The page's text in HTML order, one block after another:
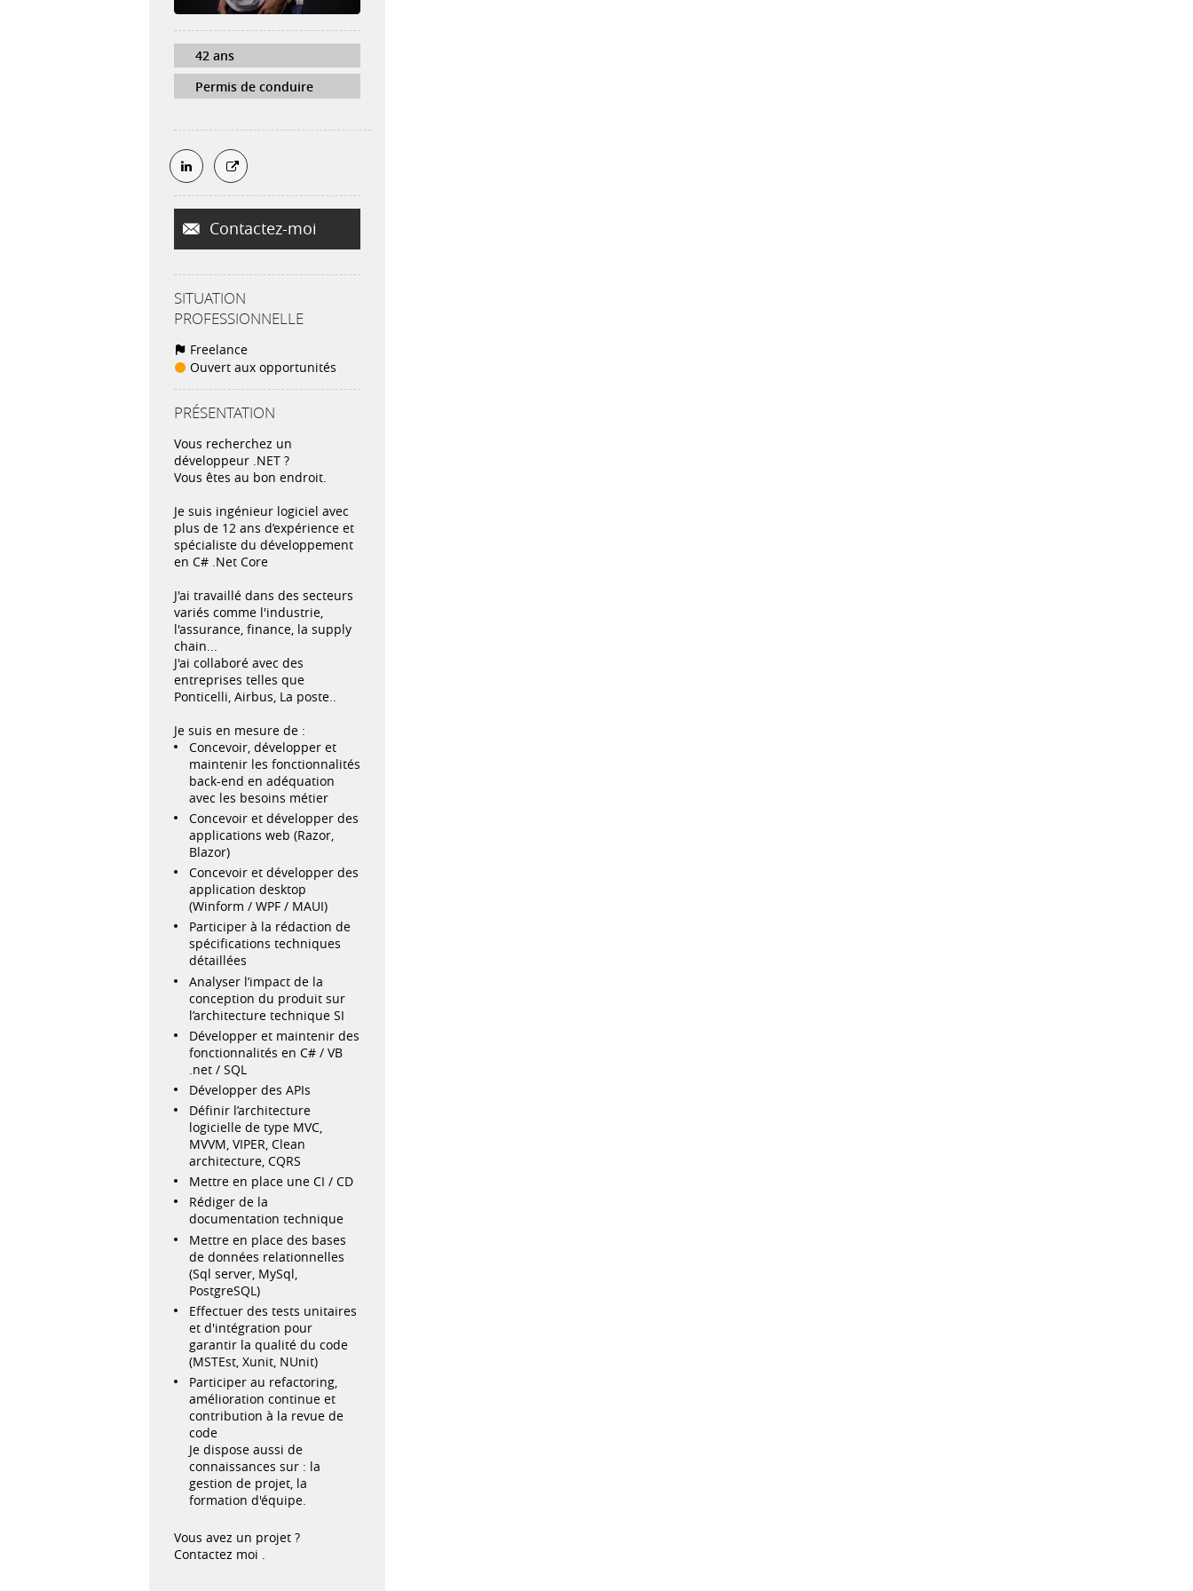
42 ans
Permis de conduire
Contactez-moi
SITUATION
PROFESSIONNELLE
Freelance
Ouvert aux opportunités
PRÉSENTATION
Vous recherchez un
développeur .NET ?
Vous êtes au bon endroit.
Je suis ingénieur logiciel avec
plus de 12 ans d’expérience et
spécialiste du développement
en C# .Net Core
J'ai travaillé dans des secteurs
variés comme l'industrie,
l'assurance, finance, la supply
chain...
J'ai collaboré avec des
entreprises telles que
Ponticelli, Airbus, La poste..
Je suis en mesure de :
Concevoir, développer et
maintenir les fonctionnalités
back-end en adéquation
avec les besoins métier
Concevoir et développer des
applications web (Razor,
Blazor)
Concevoir et développer des
application desktop
(Winform / WPF / MAUI)
Participer à la rédaction de
spécifications techniques
détaillées
Analyser l’impact de la
conception du produit sur
l’architecture technique SI
Développer et maintenir des
fonctionnalités en C# / VB
.net / SQL
Développer des APIs
Définir l’architecture
logicielle de type MVC,
MVVM, VIPER, Clean
architecture, CQRS
Mettre en place une CI / CD
Rédiger de la
documentation technique
Mettre en place des bases
de données relationnelles
(Sql server, MySql,
PostgreSQL)
Effectuer des tests unitaires
et d'intégration pour
garantir la qualité du code
(MSTEst, Xunit, NUnit)
Participer au refactoring,
amélioration continue et
contribution à la revue de
code
Je dispose aussi de
connaissances sur : la
gestion de projet, la
formation d'équipe.
Vous avez un projet ?
Contactez moi .